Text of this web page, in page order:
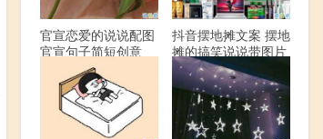
官宣恋爱的说说配图
官宣句子简短创意
抖音摆地摊文案 摆地
摊的搞笑说说带图片